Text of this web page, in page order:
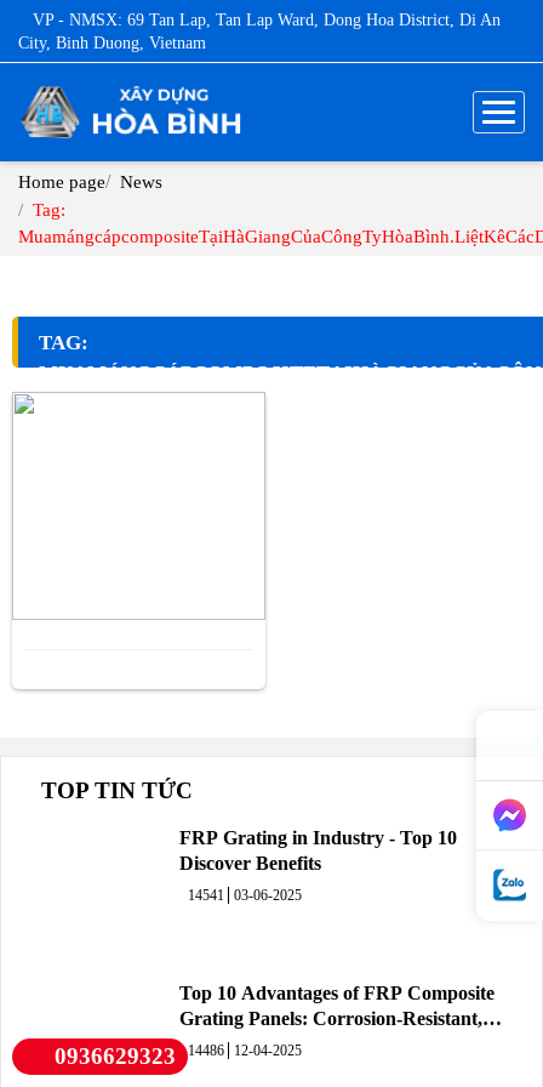
VP - NMSX: 69 Tan Lap, Tan Lap Ward, Dong Hoa District, Di An
City, Binh Duong, Vietnam
Home page
News
Tag:
TAG:
TOP TIN TỨC
FRP Grating in Industry - Top 10
Discover Benefits
14541 03-06-2025
Top 10 Advantages of FRP Composite
Grating Panels: Corrosion-Resistant,
Durable, and Lightweight.
14486 12-04-2025
0936629323